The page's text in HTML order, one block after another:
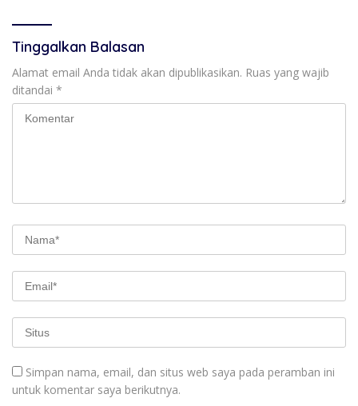
Tinggalkan Balasan
Alamat email Anda tidak akan dipublikasikan. Ruas yang wajib
ditandai *
Simpan nama, email, dan situs web saya pada peramban ini
untuk komentar saya berikutnya.